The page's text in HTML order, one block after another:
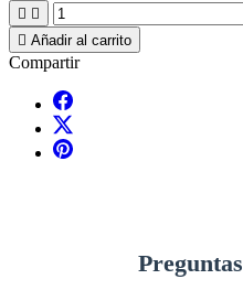
 
 Añadir al carrito
Compartir